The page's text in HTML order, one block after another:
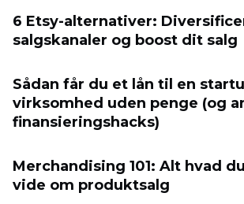
6 Etsy-alternativer:
salgskanaler og boost dit salg
Sådan får du et lån til en
virksomhed uden penge (og
finansieringshacks)
Merchandising 101: Alt hvad
vide om produktsalg